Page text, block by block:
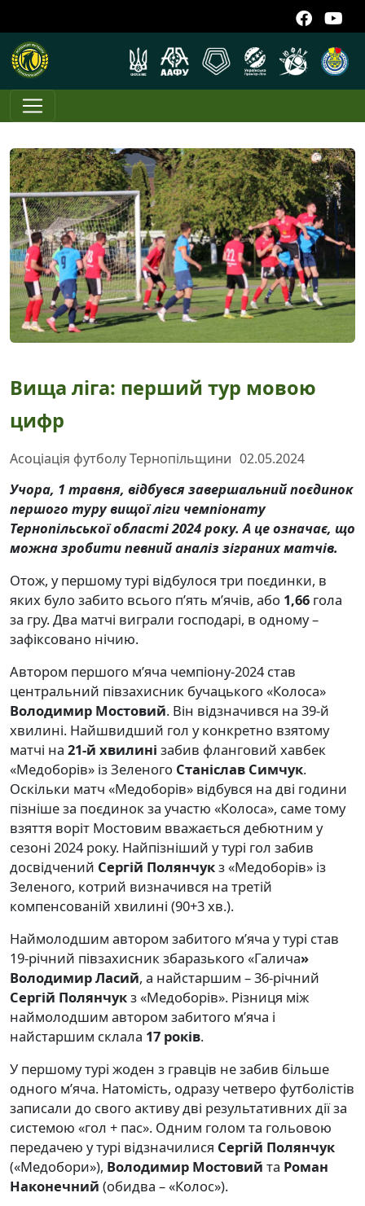
Вища ліга: перший тур мовою
цифр
Асоціація футболу Тернопільщини 02.05.2024
Учора, 1 травня, відбувся завершальний поєдинок
першого туру вищої ліги чемпіонату
Тернопільської області 2024 року. А це означає, що
можна зробити певний аналіз зіграних матчів.
Отож, у першому турі відбулося три поєдинки, в
яких було забито всього п’ять м’ячів, або 1,66 гола
за гру. Два матчі виграли господарі, в одному –
зафіксовано нічию.
Автором першого м’яча чемпіону-2024 став
центральний півзахисник бучацького «Колоса»
Володимир Мостовий. Він відзначився на 39-й
хвилині. Найшвидший гол у конкретно взятому
матчі на 21-й хвилині забив фланговий хавбек
«Медоборів» із Зеленого Станіслав Симчук.
Оскільки матч «Медоборів» відбувся на дві години
пізніше за поєдинок за участю «Колоса», саме тому
взяття воріт Мостовим вважається дебютним у
сезоні 2024 року. Найпізніший у турі гол забив
досвідчений Сергій Полянчукз «Медоборів» із
Зеленого, котрий визначився на третій
компенсованій хвилині (90+3 хв.).
Наймолодшим автором забитого м’яча у турі став
19-річний півзахисник збаразького «Галича»
Володимир Ласий, а найстаршим – 36-річний
Сергій Полянчукз «Медоборів». Різниця між
наймолодшим автором забитого м’яча і
найстаршим склала 17 років.
У першому турі жоден з гравців не забив більше
одного м’яча. Натомість, одразу четверо футболістів
записали до свого активу дві результативних дії за
системою «гол + пас». Одним голом та гольовою
передачею у турі відзначилися Сергій Полянчук
(«Медобори»), Володимир Мостовий та Роман
Наконечний (обидва – «Колос»).